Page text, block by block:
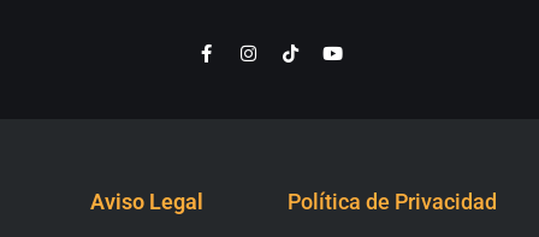
Aviso Legal
Política de Privacidad